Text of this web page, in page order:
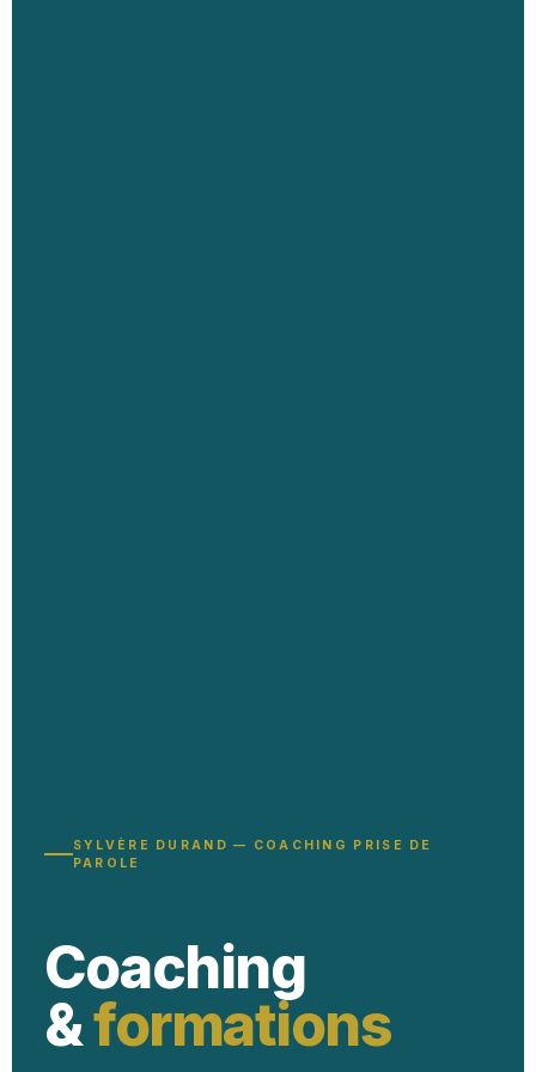
SYLVÈRE DURAND — COACHING PRISE DE
PAROLE
Coaching
&formations